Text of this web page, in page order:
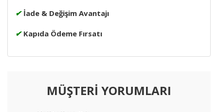
✔ İade & Değişim Avantajı
✔ Kapıda Ödeme Fırsatı
MÜŞTERİ YORUMLARI